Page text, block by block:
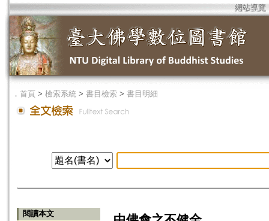
網站導覽
． 首頁 > 檢索系統 > 書目檢索 > 書目明細
閱讀本文